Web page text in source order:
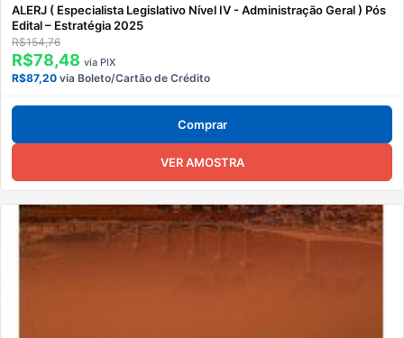
ALERJ ( Especialista Legislativo Nível IV - Administração Geral ) Pós
Edital – Estratégia 2025
R$154,76
R$78,48 via PIX
R$87,20 via Boleto/Cartão de Crédito
Comprar
VER AMOSTRA